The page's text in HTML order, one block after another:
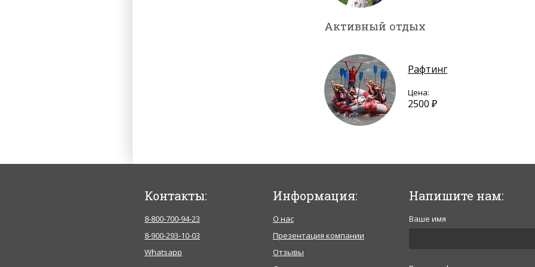
Активный отдых
Рафтинг
Цена:
2500 ₽
Контакты:
8-800-700-94-23
8-900-293-10-03
Whatsapp
Информация:
О нас
Презентация компании
Отзывы
Напишите нам:
Ваше имя